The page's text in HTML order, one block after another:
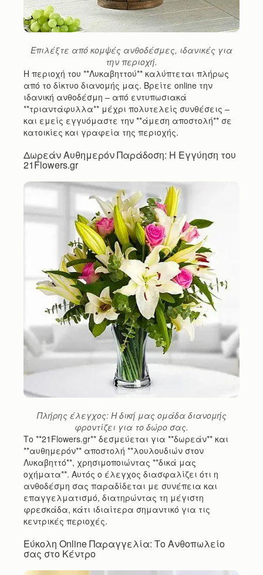
Επιλέξτε από κομψές ανθοδέσμες, ιδανικές για
την περιοχή.
Η περιοχή του **Λυκαβηττού** καλύπτεται πλήρως
από το δίκτυο διανομής μας. Βρείτε online την
ιδανική ανθοδέσμη – από εντυπωσιακά
**τριαντάφυλλα** μέχρι πολυτελείς συνθέσεις –
και εμείς εγγυόμαστε την **άμεση αποστολή** σε
κατοικίες και γραφεία της περιοχής.
Δωρεάν Αυθημερόν Παράδοση: Η Εγγύηση του
21Flowers.gr
Πλήρης έλεγχος: Η δική μας ομάδα διανομής
φροντίζει για το δώρο σας.
Το **21Flowers.gr** δεσμεύεται για **δωρεάν** και
**αυθημερόν** αποστολή **λουλουδιών στον
Λυκαβηττό**, χρησιμοποιώντας **δικά μας
οχήματα**. Αυτός ο έλεγχος διασφαλίζει ότι η
ανθοδέσμη σας παραδίδεται με συνέπεια και
επαγγελματισμό, διατηρώντας τη μέγιστη
φρεσκάδα, κάτι ιδιαίτερα σημαντικό για τις
κεντρικές περιοχές.
Εύκολη Online Παραγγελία: Το Ανθοπωλείο
σας στο Κέντρο